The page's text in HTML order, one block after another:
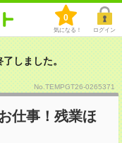
0
気になる！ ログイン
しました。
No.TEMPGT26-0265371
仕事！残業ほ